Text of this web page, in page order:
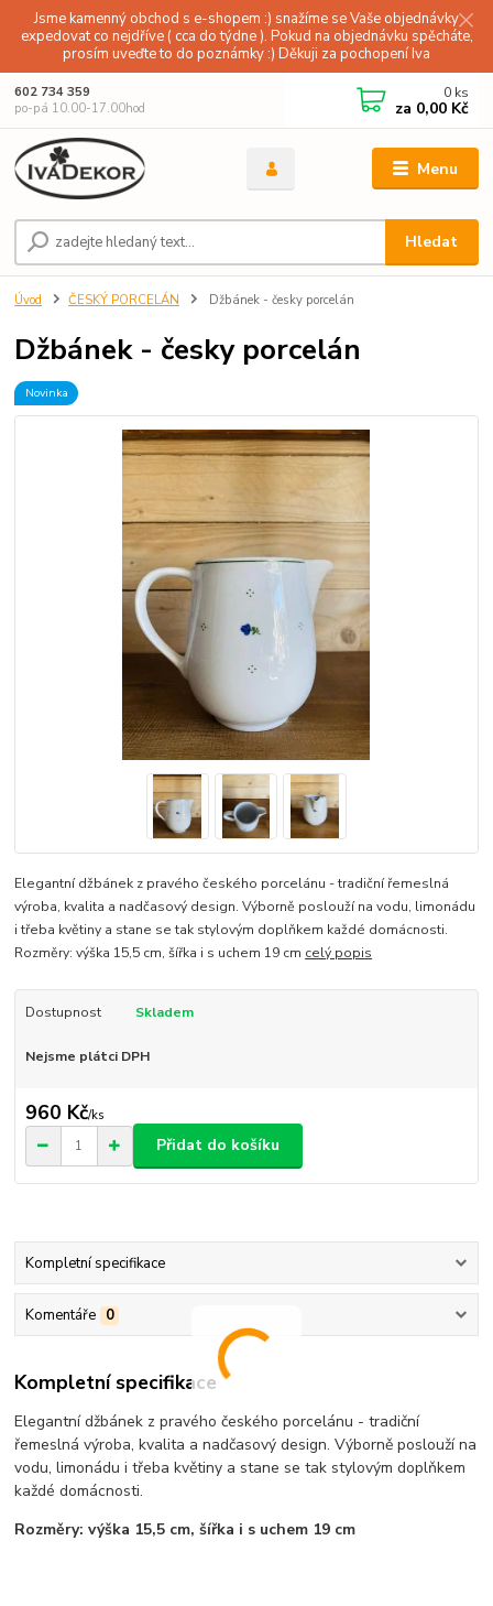
Jsme kamenný obchod s e-shopem :) snažíme se Vaše objednávky
expedovat co nejdříve ( cca do týdne ). Pokud na objednávku spěcháte,
prosím uveďte to do poznámky :) Děkuji za pochopení Iva
Menu
Hledat
602 734 359
po-pá 10.00-17.00hod
0 ks
za 0,00 Kč
Úvod ČESKÝ PORCELÁN Džbánek - česky porcelán
Džbánek - česky porcelán
Novinka
Elegantní džbánek z pravého českého porcelánu - tradiční řemeslná
výroba, kvalita a nadčasový design. Výborně poslouží na vodu, limonádu
i třeba květiny a stane se tak stylovým doplňkem každé domácnosti.
Rozměry: výška 15,5 cm, šířka i s uchem 19 cm celý popis
Dostupnost Skladem
Nejsme plátci DPH
960 Kč/ks
Přidat do košíku
Kompletní specifikace
Komentáře 0
Kompletní specifikace
Elegantní džbánek z pravého českého porcelánu - tradiční
řemeslná výroba, kvalita a nadčasový design. Výborně poslouží na
vodu, limonádu i třeba květiny a stane se tak stylovým doplňkem
každé domácnosti.
Rozměry: výška 15,5 cm, šířka i s uchem 19 cm